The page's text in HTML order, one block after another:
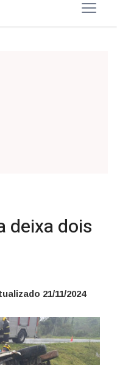
deixa dois
21/11/2024